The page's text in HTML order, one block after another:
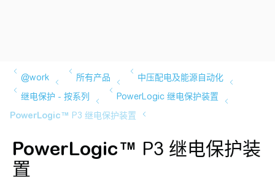
PowerLogic™ P3 继电保护装
置